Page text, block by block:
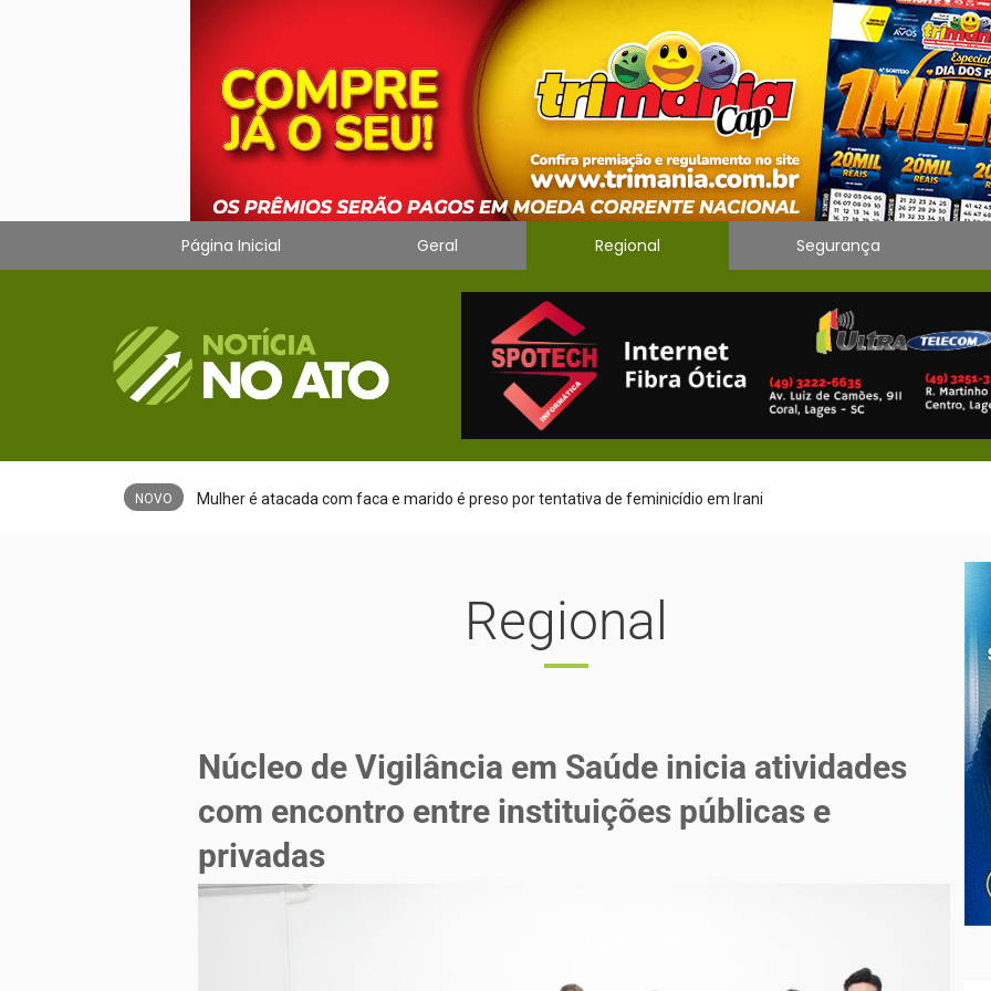
Página Inicial Geral Regional Segurança
NOVO
Regional
Núcleo de Vigilância em Saúde inicia atividades
com encontro entre instituições públicas e
privadas